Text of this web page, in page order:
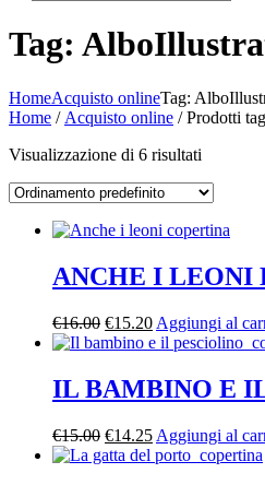
Tag:
HomeAcquisto onlineTag:
Home / Acquisto online / Prodotti
Visualizzazione di 6 risultati
ANCHE I LEONI
€16.00 €15.20 Aggiungi al
IL BAMBINO E
€15.00 €14.25 Aggiungi al